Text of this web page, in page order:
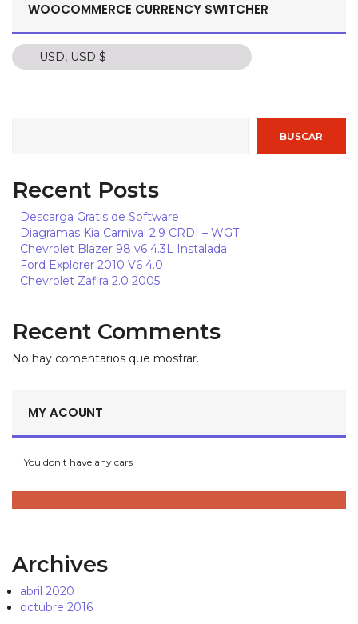
WOOCOMMERCE CURRENCY SWITCHER
USD, USD $
USD, USD $
CLP, $
EUR, €
BRL, R$
DOP, $
BUSCAR
Recent Posts
Descarga Gratis de Software
Diagramas Kia Carnival 2.9 CRDI – WGT
Chevrolet Blazer 98 v6 4.3L Instalada
Ford Explorer 2010 V6 4.0
Chevrolet Zafira 2.0 2005
Recent Comments
No hay comentarios que mostrar.
MY ACOUNT
You don't have any cars
Archives
abril 2020
octubre 2016